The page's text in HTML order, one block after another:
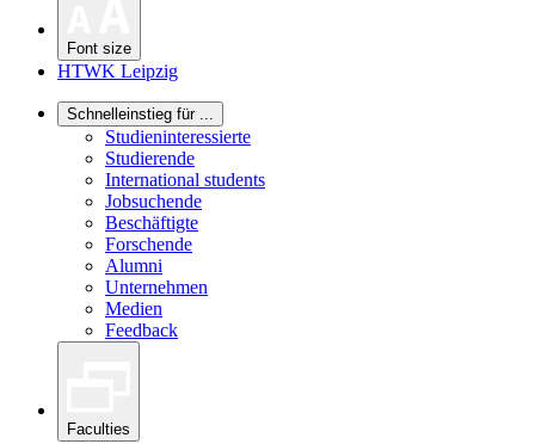
Font size
HTWK Leipzig
Schnelleinstieg für ...
Studieninteressierte
Studierende
International students
Jobsuchende
Beschäftigte
Forschende
Alumni
Unternehmen
Medien
Feedback
Faculties